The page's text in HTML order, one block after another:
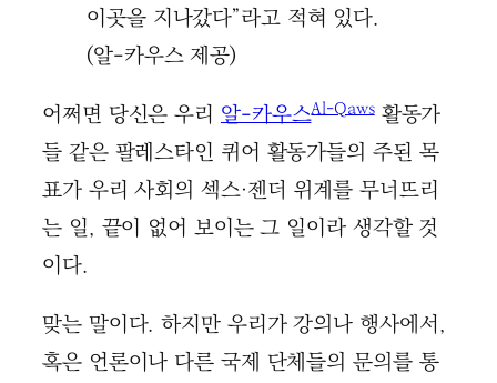
이곳을 지나갔다”라고 적혀 있다.
(알-카우스 제공)
어쩌면 당신은 우리 알-카우스Al-Qaws활동가
들 같은 팔레스타인 퀴어 활동가들의 주된 목
표가 우리 사회의 섹스·젠더 위계를 무너뜨리
는 일, 끝이 없어 보이는 그 일이라 생각할 것
이다.
맞는 말이다. 하지만 우리가 강의나 행사에서,
혹은 언론이나 다른 국제 단체들의 문의를 통